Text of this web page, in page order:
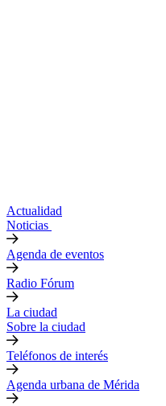
Actualidad
Noticias
Agenda de eventos
Radio Fórum
La ciudad
Sobre la ciudad
Teléfonos de interés
Agenda urbana de Mérida